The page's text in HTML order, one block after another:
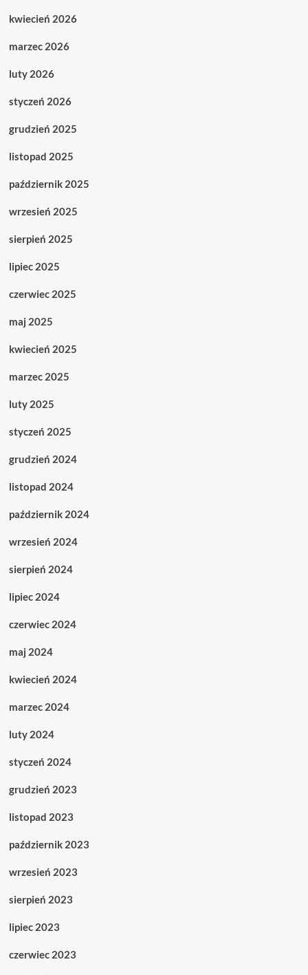
kwiecień 2026
marzec 2026
luty 2026
styczeń 2026
grudzień 2025
listopad 2025
październik 2025
wrzesień 2025
sierpień 2025
lipiec 2025
czerwiec 2025
maj 2025
kwiecień 2025
marzec 2025
luty 2025
styczeń 2025
grudzień 2024
listopad 2024
październik 2024
wrzesień 2024
sierpień 2024
lipiec 2024
czerwiec 2024
maj 2024
kwiecień 2024
marzec 2024
luty 2024
styczeń 2024
grudzień 2023
listopad 2023
październik 2023
wrzesień 2023
sierpień 2023
lipiec 2023
czerwiec 2023